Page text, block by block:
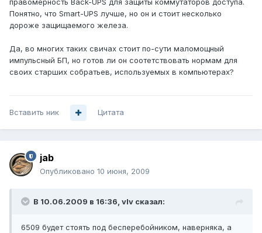
правомерность Back-UPS для защиты коммутаторов доступа.
Понятно, что Smart-UPS лучше, но он и стоит несколько
дороже защищаемого железа.
Да, во многих таких свичах стоит по-сути маломощный
импульсный БП, но готов ли он соотетствовать нормам для
своих старших собратьев, используемых в компьютерах?
Вставить ник Цитата
jab
Опубликовано 10 июня, 2009
В 10.06.2009 в 16:36, vIv сказал:
6509 будет стоять под бесперебойником, наверняка, а